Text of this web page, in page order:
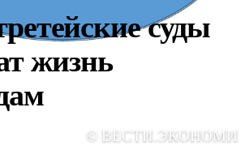
суды
жизнь
©